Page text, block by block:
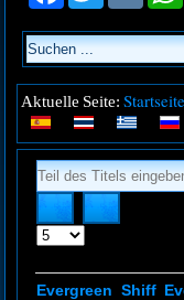
Aktuelle Seite:Startseite
Teil
des
Titels
eingeben
Anzeige
Evergreen Shiff